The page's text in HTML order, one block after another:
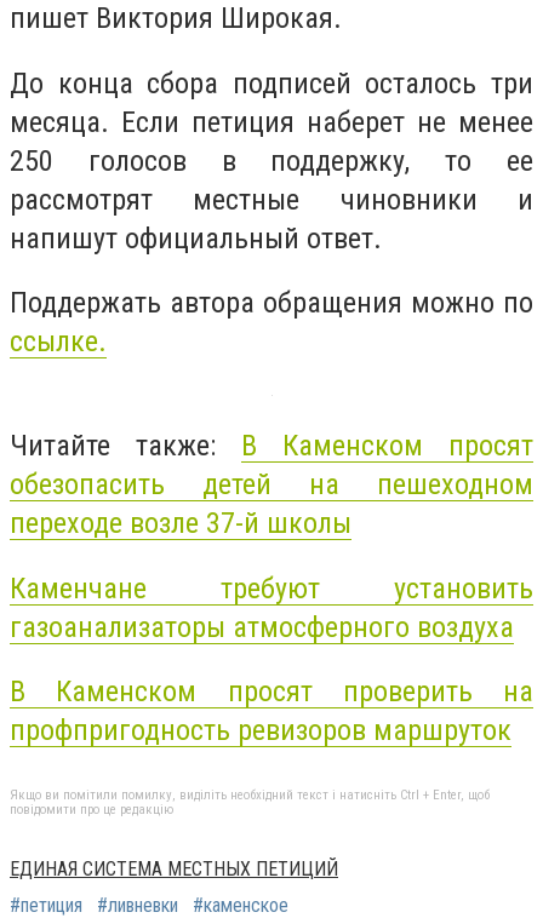
пишет Виктория Широкая.
До конца сбора подписей осталось три
месяца. Если петиция наберет не менее
250 голосов в поддержку, то ее
рассмотрят местные чиновники и
напишут официальный ответ.
Поддержать автора обращения можно по
ссылке.
Читайте также: В Каменском просят
обезопасить детей на пешеходном
переходе возле 37-й школы
Каменчане требуют установить
газоанализаторы атмосферного воздуха
В Каменском просят проверить на
профпригодность ревизоров маршруток
Якщо ви помітили помилку, виділіть необхідний текст і натисніть Ctrl + Enter, щоб
повідомити про це редакцію
ЕДИНАЯ СИСТЕМА МЕСТНЫХ ПЕТИЦИЙ
#петиция
#ливневки #каменское